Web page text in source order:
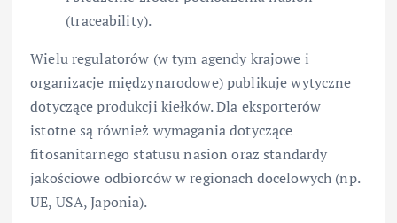
(traceability).
Wielu regulatorów (w tym agendy krajowe i
organizacje międzynarodowe) publikuje wytyczne
dotyczące produkcji kiełków. Dla eksporterów
istotne są również wymagania dotyczące
fitosanitarnego statusu nasion oraz standardy
jakościowe odbiorców w regionach docelowych (np.
UE, USA, Japonia).